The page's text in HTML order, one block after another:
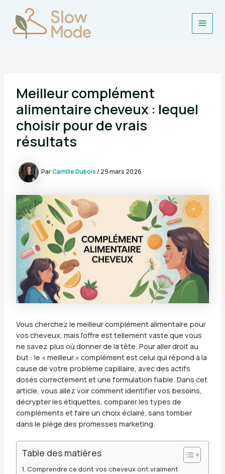
contenu
Main
Meilleur complément
alimentaire cheveux : lequel
choisir pour de vrais
résultats
ParCamille Dubois/ 29 mars 2026
Vous cherchez le meilleur complément alimentaire pour
vos cheveux, mais l’offre est tellement vaste que vous
ne savez plus où donner de la tête. Pour aller droit au
but : le « meilleur » complément est celui qui répond à la
cause de votre problème capillaire, avec des actifs
dosés correctement et une formulation fiable. Dans cet
article, vous allez voir comment identifier vos besoins,
décrypter les étiquettes, comparer les types de
compléments et faire un choix éclairé, sans tomber
dans le piège des promesses marketing.
Table des matières
Comprendre ce dont vos cheveux ont vraiment